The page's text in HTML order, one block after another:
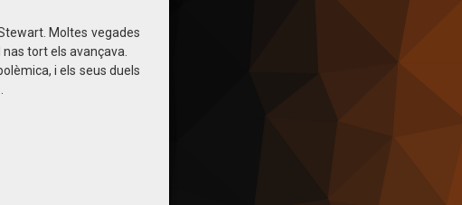
Moltes vegades
tort els avançava.
i els seus duels